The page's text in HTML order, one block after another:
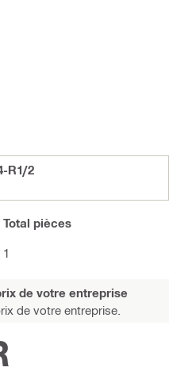
R1/2
Total pièces
1
de votre entreprise
de votre entreprise.